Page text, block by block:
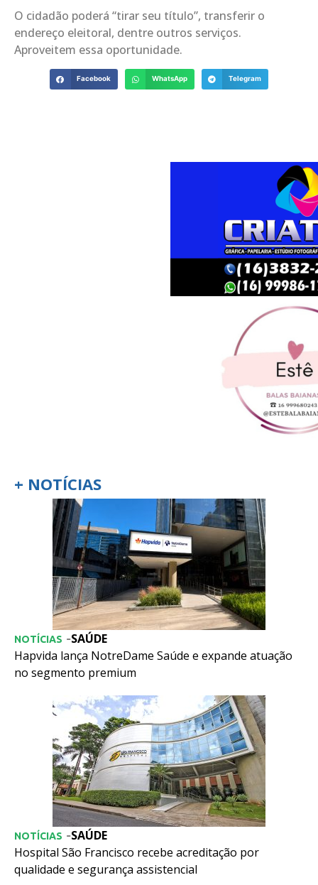
O cidadão poderá “tirar seu título”, transferir o
endereço eleitoral, dentre outros serviços.
Aproveitem essa oportunidade.
Facebook WhatsApp Telegram
+ NOTÍCIAS
SAÚDE
NOTÍCIAS -
Hapvida lança NotreDame Saúde e expande atuação
no segmento premium
SAÚDE
NOTÍCIAS -
Hospital São Francisco recebe acreditação por
qualidade e segurança assistencial